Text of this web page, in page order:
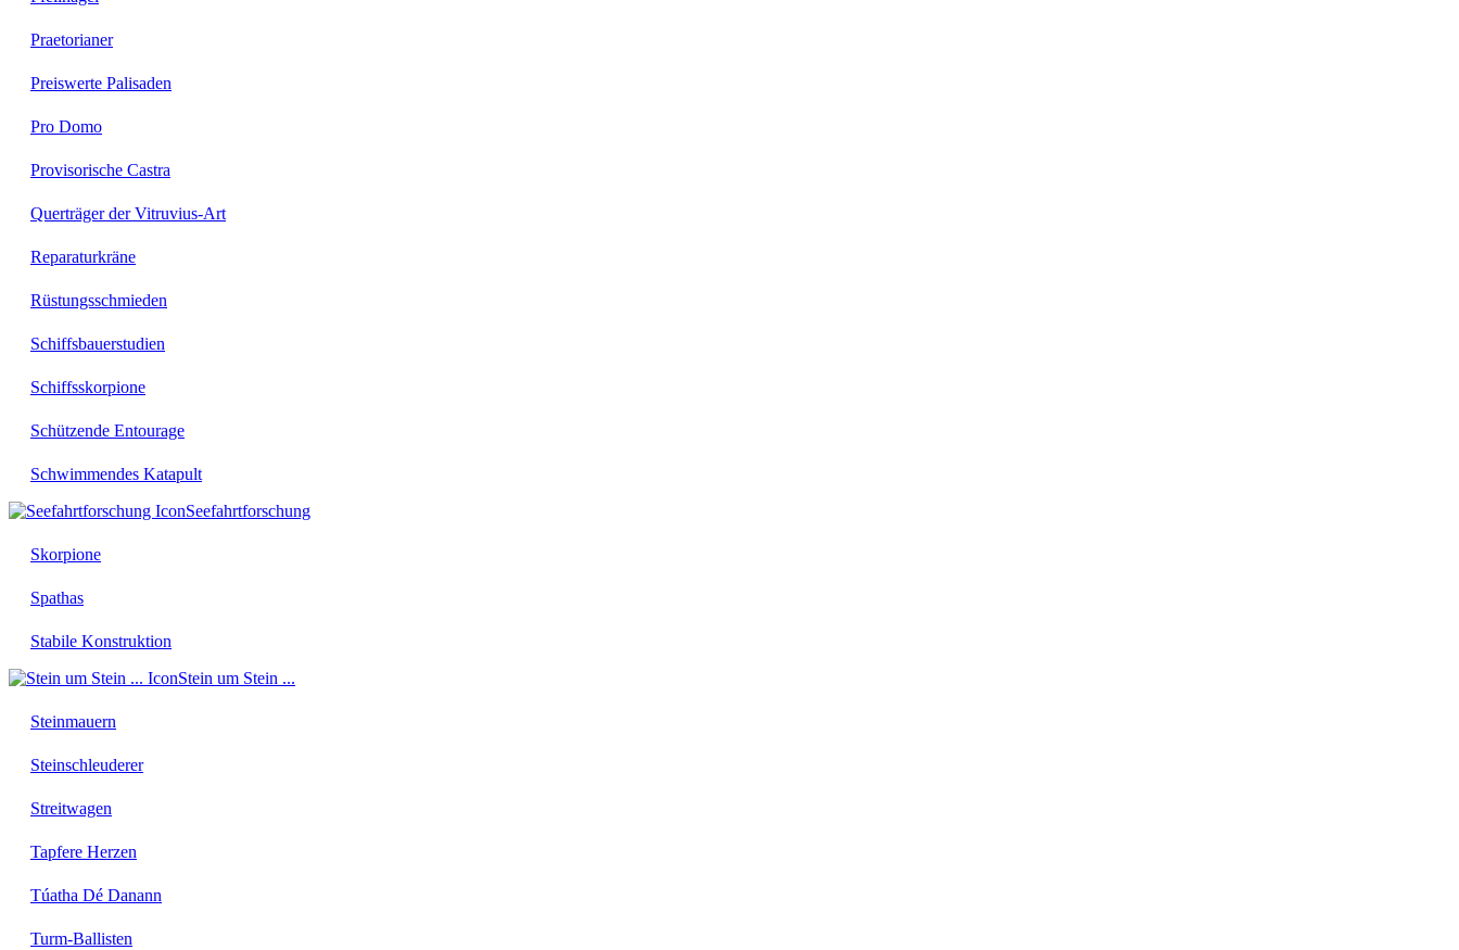
Praetorianer
Preiswerte Palisaden
Pro Domo
Provisorische Castra
Querträger der Vitruvius-Art
Reparaturkräne
Rüstungsschmieden
Schiffsbauerstudien
Schiffsskorpione
Schützende Entourage
Schwimmendes Katapult
Seefahrtforschung
Skorpione
Spathas
Stabile Konstruktion
Stein um Stein ...
Steinmauern
Steinschleuderer
Streitwagen
Tapfere Herzen
Túatha Dé Danann
Turm-Ballisten